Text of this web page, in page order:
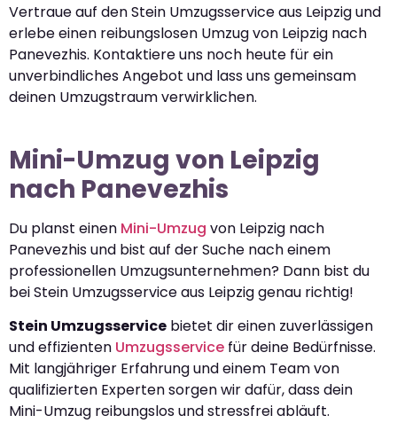
Vertraue auf den Stein Umzugsservice aus Leipzig und
erlebe einen reibungslosen Umzug von Leipzig nach
Panevezhis. Kontaktiere uns noch heute für ein
unverbindliches Angebot und lass uns gemeinsam
deinen Umzugstraum verwirklichen.
Mini-Umzug von Leipzig
nach Panevezhis
Du planst einen Mini-Umzug von Leipzig nach
Panevezhis und bist auf der Suche nach einem
professionellen Umzugsunternehmen? Dann bist du
bei Stein Umzugsservice aus Leipzig genau richtig!
Stein Umzugsservice bietet dir einen zuverlässigen
und effizienten Umzugsservice für deine Bedürfnisse.
Mit langjähriger Erfahrung und einem Team von
qualifizierten Experten sorgen wir dafür, dass dein
Mini-Umzug reibungslos und stressfrei abläuft.